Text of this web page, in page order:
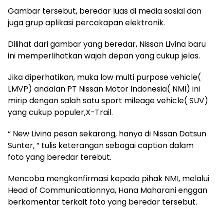
Gambar tersebut, beredar luas di media sosial dan
juga grup aplikasi percakapan elektronik.
Dilihat dari gambar yang beredar, Nissan Livina baru
ini memperlihatkan wajah depan yang cukup jelas.
Jika diperhatikan, muka low multi purpose vehicle(
LMVP) andalan PT Nissan Motor Indonesia( NMI) ini
mirip dengan salah satu sport mileage vehicle( SUV)
yang cukup populer,X-Trail.
“ New Livina pesan sekarang, hanya di Nissan Datsun
Sunter, ” tulis keterangan sebagai caption dalam
foto yang beredar terebut.
Mencoba mengkonfirmasi kepada pihak NMI, melalui
Head of Communicationnya, Hana Maharani enggan
berkomentar terkait foto yang beredar tersebut.